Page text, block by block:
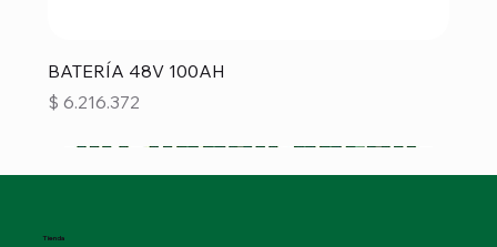
BATERÍA 48V 100AH
Precio
$ 6.216.372
Tienda